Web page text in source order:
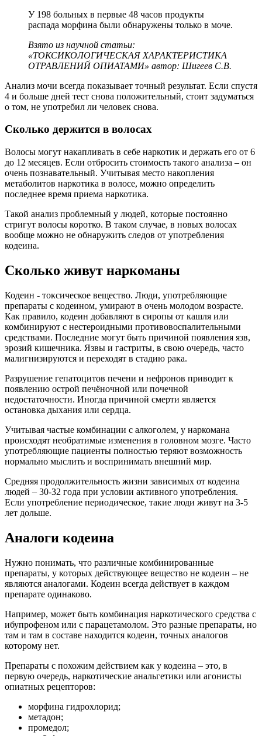
У 198 больных в первые 48 часов продукты
распада морфина были обнаружены только в моче.
Взято из научной статьи:
«ТОКСИКОЛОГИЧЕСКАЯ ХАРАКТЕРИСТИКА
ОТРАВЛЕНИЙ ОПИАТАМИ» автор: Шигеев С.В.
Анализ мочи всегда показывает точный результат. Если спустя
4 и больше дней тест снова положительный, стоит задуматься
о том, не употребил ли человек снова.
Сколько держится в волосах
Волосы могут накапливать в себе наркотик и держать его от 6
до 12 месяцев. Если отбросить стоимость такого анализа – он
очень познавательный. Учитывая место накопления
метаболитов наркотика в волосе, можно определить
последнее время приема наркотика.
Такой анализ проблемный у людей, которые постоянно
стригут волосы коротко. В таком случае, в новых волосах
вообще можно не обнаружить следов от употребления
кодеина.
Сколько живут наркоманы
Кодеин - токсическое вещество. Люди, употребляющие
препараты с кодеином, умирают в очень молодом возрасте.
Как правило, кодеин добавляют в сиропы от кашля или
комбинируют с нестероидными противовоспалительными
средствами. Последние могут быть причиной появления язв,
эрозий кишечника. Язвы и гастриты, в свою очередь, часто
малигнизируются и переходят в стадию рака.
Разрушение гепатоцитов печени и нефронов приводит к
появлению острой печёночной или почечной
недостаточности. Иногда причиной смерти является
остановка дыхания или сердца.
Учитывая частые комбинации с алкоголем, у наркомана
происходят необратимые изменения в головном мозге. Часто
употребляющие пациенты полностью теряют возможность
нормально мыслить и воспринимать внешний мир.
Средняя продолжительность жизни зависимых от кодеина
людей – 30-32 года при условии активного употребления.
Если употребление периодическое, такие люди живут на 3-5
лет дольше.
Аналоги кодеина
Нужно понимать, что различные комбинированные
препараты, у которых действующее вещество не кодеин – не
являются аналогами. Кодеин всегда действует в каждом
препарате одинаково.
Например, может быть комбинация наркотического средства с
ибупрофеном или с парацетамолом. Это разные препараты, но
там и там в составе находится кодеин, точных аналогов
которому нет.
Препараты с похожим действием как у кодеина – это, в
первую очередь, наркотические анальгетики или агонисты
опиатных рецепторов:
морфина гидрохлорид;
метадон;
промедол;